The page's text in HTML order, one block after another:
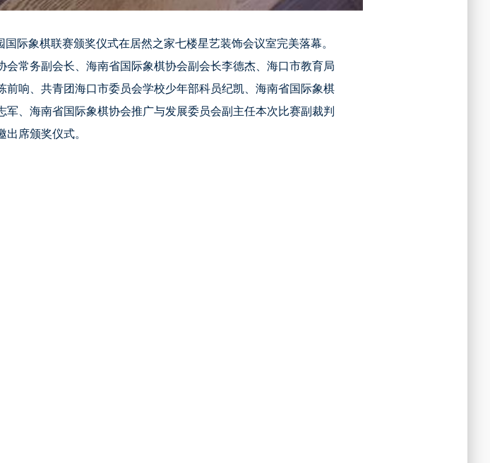
际象棋联赛颁奖仪式在居然之家七楼星艺装饰会议室完美落幕。
常务副会长、海南省国际象棋协会副会长李德杰、海口市教育局
响、共青团海口市委员会学校少年部科员纪凯、海南省国际象棋
、海南省国际象棋协会推广与发展委员会副主任本次比赛副裁判
出席颁奖仪式。